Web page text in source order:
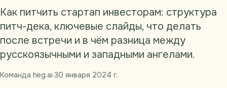
Как питчить стартап инвесторам: структура
питч-дека, ключевые слайды, что делать
после встречи и в чём разница между
русскоязычными и западными ангелами.
Команда heg.ai·30 января 2024 г.